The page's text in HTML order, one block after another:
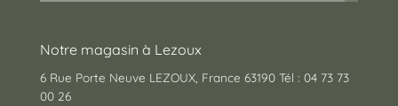
Notre magasin à Lezoux
6 Rue Porte Neuve LEZOUX, France 63190 Tél : 04 73 73
00 26